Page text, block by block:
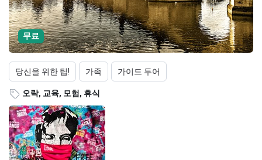
무료
당신을 위한 팁! 가족 가이드 투어
오락, 교육, 모험, 휴식